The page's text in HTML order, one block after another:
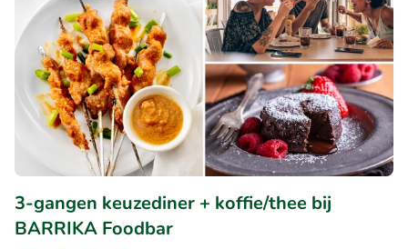
3-gangen keuzediner + koffie/thee bij
BARRIKA Foodbar